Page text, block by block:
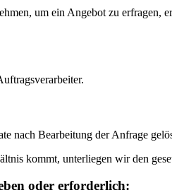
um ein Angebot zu
nach Bearbeitung der Anfrage
kommt, unterliegen wir den
oder erforderlich: